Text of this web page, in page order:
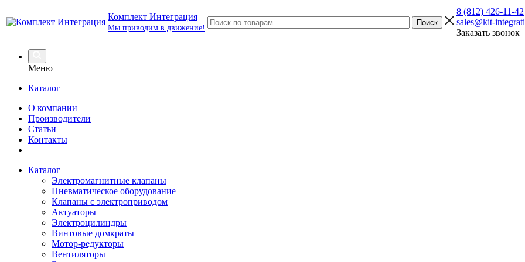
Комплект Интеграция
Мы приводим в движение!
8 (812) 426-11-42
sales@kit-
Заказать звонок
Меню
Каталог
О компании
Производители
Статьи
Контакты
Каталог
Электромагнитные клапаны
Пневматическое оборудование
Клапаны с электроприводом
Актуаторы
Электроцилиндры
Винтовые домкраты
Мотор-редукторы
Вентиляторы